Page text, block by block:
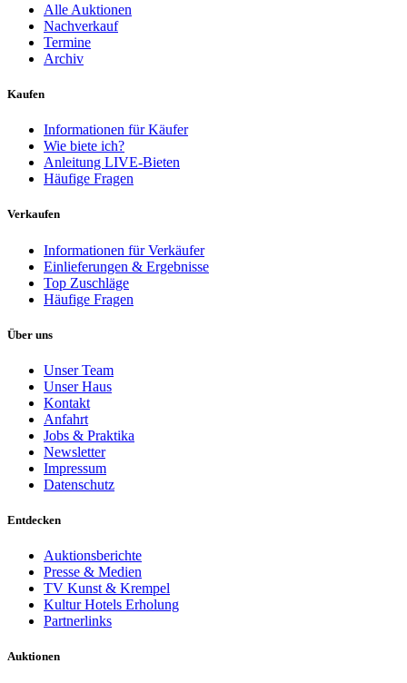
Alle Auktionen
Nachverkauf
Termine
Archiv
Kaufen
Informationen für Käufer
Wie biete ich?
Anleitung LIVE-Bieten
Häufige Fragen
Verkaufen
Informationen für Verkäufer
Einlieferungen & Ergebnisse
Top Zuschläge
Häufige Fragen
Über uns
Unser Team
Unser Haus
Kontakt
Anfahrt
Jobs & Praktika
Newsletter
Impressum
Datenschutz
Entdecken
Auktionsberichte
Presse & Medien
TV Kunst & Krempel
Kultur Hotels Erholung
Partnerlinks
Auktionen